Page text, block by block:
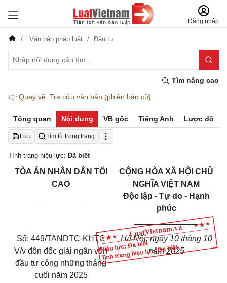
Đăng nhập
Văn bản pháp luật Đầu tư
Tìm nâng cao
👉 Quay về: Tra cứu văn bản (phiên bản cũ)
Tổng quan Nội dung VB gốc Tiếng Anh Lược đồ
Lưu Tìm từ trong trang
Tình trạng hiệu lực: Đã biết
Hiệu lực: Đã biết
Tình trạng hiệu lực: Đã biết
TÒA ÁN NHÂN DÂN TỐI
CAO
CỘNG HÒA XÃ HỘI CHỦ
NGHĨA VIỆT NAM
Độc lập - Tự do - Hạnh
phúc
______________
Số: 449/TANDTC-KHTC
V/v đôn đốc giải ngân vốn
đầu tư công những tháng
cuối năm 2025
Hà Nội, ngày 10 tháng 10
năm 2025